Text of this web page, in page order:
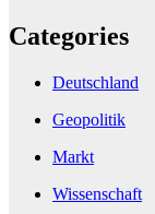
Categories
Deutschland
Geopolitik
Markt
Wissenschaft